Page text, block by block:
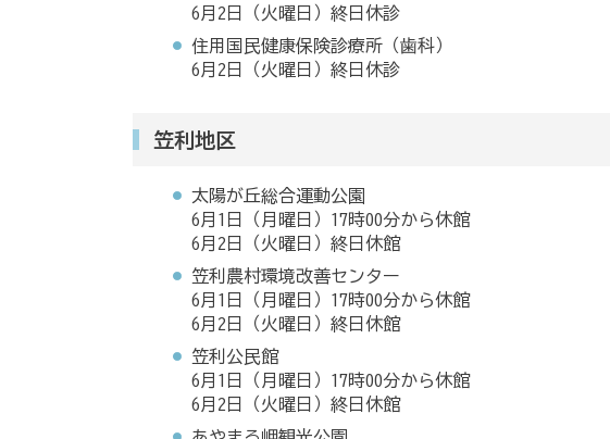
6月2日（火曜日）終日休診
住用国民健康保険診療所（歯科）
6月2日（火曜日）終日休診
笠利地区
太陽が丘総合運動公園
6月1日（月曜日）17時00分から休館
6月2日（火曜日）終日休館
笠利農村環境改善センター
6月1日（月曜日）17時00分から休館
6月2日（火曜日）終日休館
笠利公民館
6月1日（月曜日）17時00分から休館
6月2日（火曜日）終日休館